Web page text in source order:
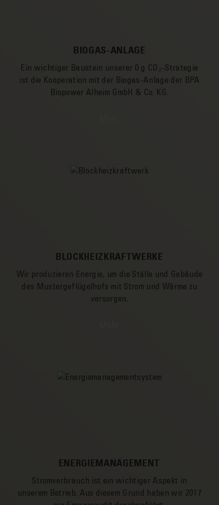
BIOGAS-ANLAGE
Ein wichtiger Bau­­stein unserer 0 g CO₂-Strategie
ist die Kooperation mit der Biogas-Anlage der BPA
Biopower Alheim GmbH & Co. KG.
BLOCKHEIZKRAFTWERKE
Wir produzieren Energie, um die Ställe und Gebäude
des Muster­­geflügelhofs mit Strom und Wärme zu
ver­­­sorgen.
ENERGIEMANAGEMENT
Strom­­verbrauch ist ein wichtiger Aspekt in
unserem Betrieb. Aus diesem Grund haben wir 2017